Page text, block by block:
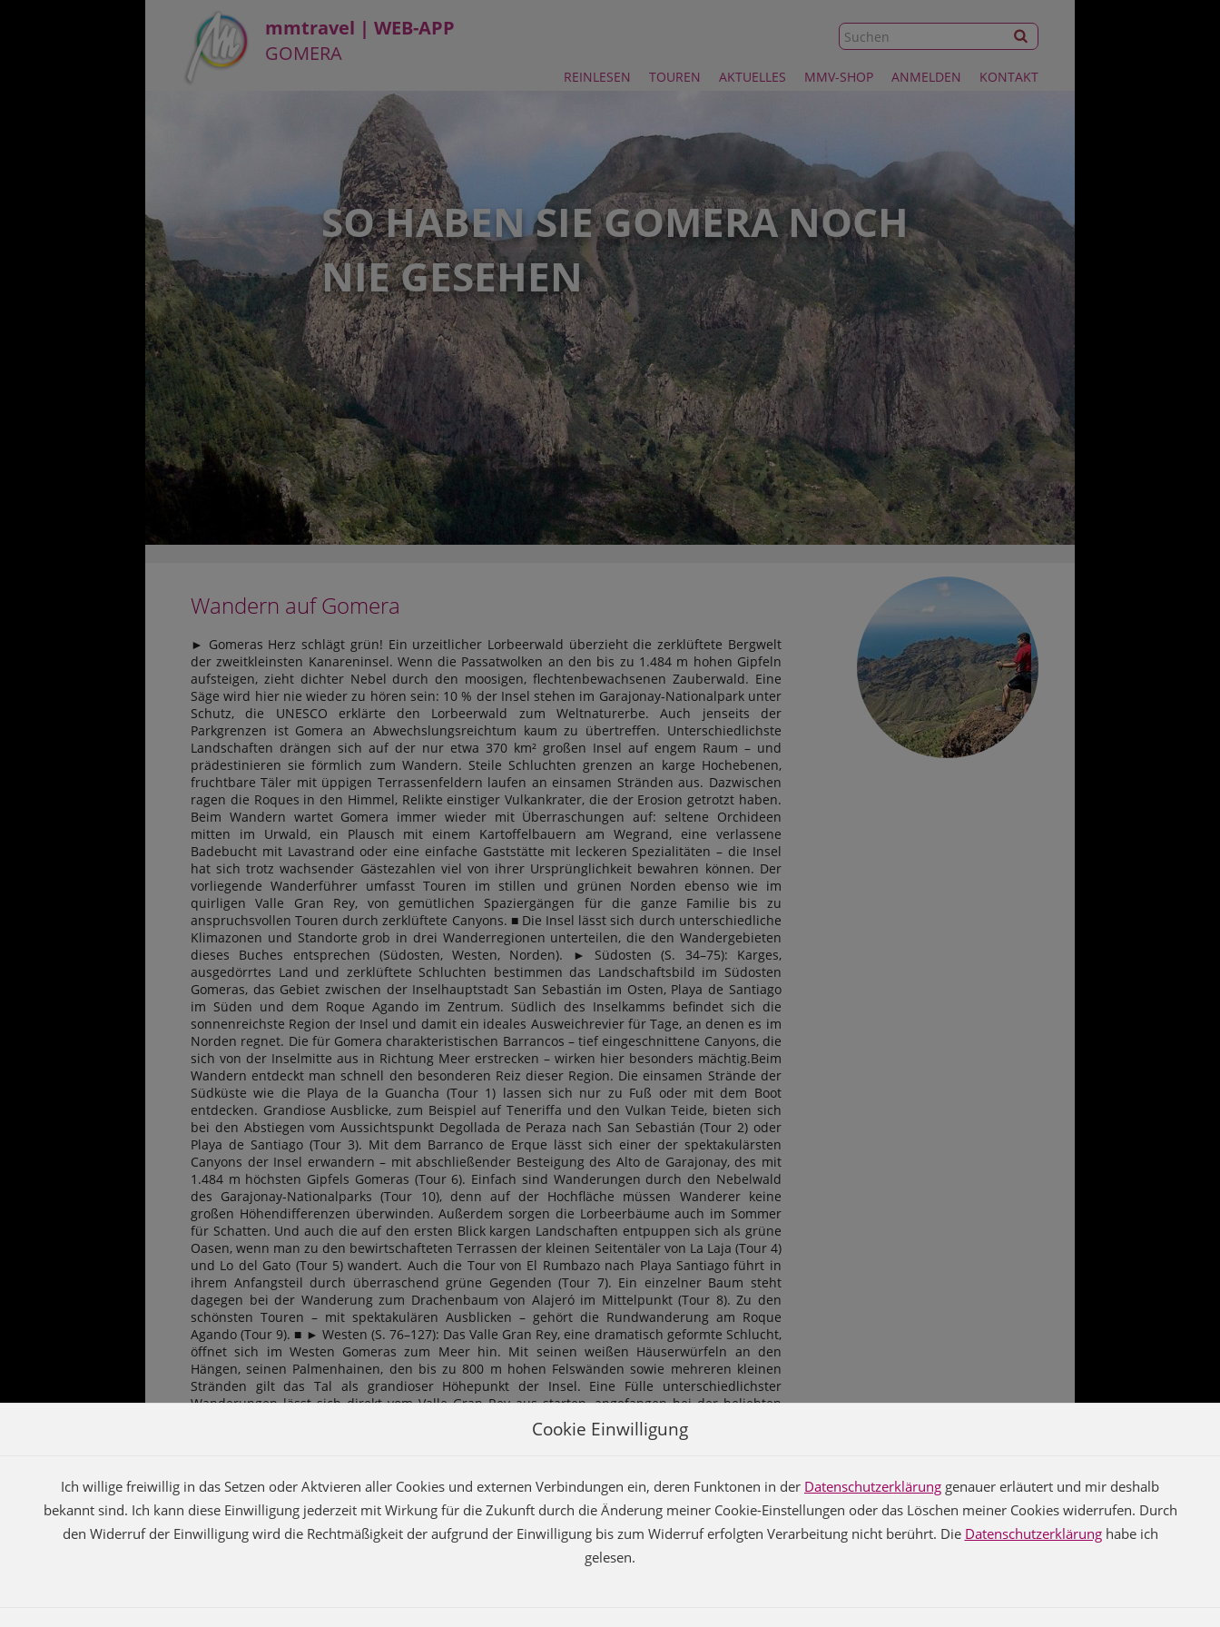
KONTAKT
ANMELDEN
MMV-SHOP
AKTUELLES
TOUREN
REINLESEN
mmtravel | WEB-APP
GOMERA
SO HABEN SIE GOMERA NOCH
NIE GESEHEN
Wandern auf Gomera
► Gomeras Herz schlägt grün! Ein urzeitlicher Lorbeerwald überzieht die zerklüftete Bergwelt
der zweitkleinsten Kanareninsel. Wenn die Passatwolken an den bis zu 1.484 m hohen Gipfeln
aufsteigen, zieht dichter Nebel durch den moosigen, flechtenbewachsenen Zauberwald. Eine
Säge wird hier nie wieder zu hören sein: 10 % der Insel stehen im Garajonay-Nationalpark unter
Schutz, die UNESCO erklärte den Lorbeerwald zum Weltnaturerbe. Auch jenseits der
Parkgrenzen ist Gomera an Abwechslungsreichtum kaum zu übertreffen. Unterschiedlichste
Landschaften drängen sich auf der nur etwa 370 km² großen Insel auf engem Raum – und
prädestinieren sie förmlich zum Wandern. Steile Schluchten grenzen an karge Hochebenen,
fruchtbare Täler mit üppigen Terrassenfeldern laufen an einsamen Stränden aus. Dazwischen
ragen die Roques in den Himmel, Relikte einstiger Vulkankrater, die der Erosion getrotzt haben.
Beim Wandern wartet Gomera immer wieder mit Überraschungen auf: seltene Orchideen
mitten im Urwald, ein Plausch mit einem Kartoffelbauern am Wegrand, eine verlassene
Badebucht mit Lavastrand oder eine einfache Gaststätte mit leckeren Spezialitäten – die Insel
hat sich trotz wachsender Gästezahlen viel von ihrer Ursprünglichkeit bewahren können. Der
vorliegende Wanderführer umfasst Touren im stillen und grünen Norden ebenso wie im
quirligen Valle Gran Rey, von gemütlichen Spaziergängen für die ganze Familie bis zu
anspruchsvollen Touren durch zerklüftete Canyons. ■ Die Insel lässt sich durch unterschiedliche
Klimazonen und Standorte grob in drei Wanderregionen unterteilen, die den Wandergebieten
dieses Buches entsprechen (Südosten, Westen, Norden). ► Südosten (S. 34–75): Karges,
ausgedörrtes Land und zerklüftete Schluchten bestimmen das Landschaftsbild im Südosten
Gomeras, das Gebiet zwischen der Inselhauptstadt San Sebastián im Osten, Playa de Santiago
im Süden und dem Roque Agando im Zentrum. Südlich des Inselkamms befindet sich die
sonnenreichste Region der Insel und damit ein ideales Ausweichrevier für Tage, an denen es im
Norden regnet. Die für Gomera charakteristischen Barrancos – tief eingeschnittene Canyons, die
sich von der Inselmitte aus in Richtung Meer erstrecken – wirken hier besonders mächtig.Beim
Wandern entdeckt man schnell den besonderen Reiz dieser Region. Die einsamen Strände der
Südküste wie die Playa de la Guancha (Tour 1) lassen sich nur zu Fuß oder mit dem Boot
entdecken. Grandiose Ausblicke, zum Beispiel auf Teneriffa und den Vulkan Teide, bieten sich
bei den Abstiegen vom Aussichtspunkt Degollada de Peraza nach San Sebastián (Tour 2) oder
Playa de Santiago (Tour 3). Mit dem Barranco de Erque lässt sich einer der spektakulärsten
Canyons der Insel erwandern – mit abschließender Besteigung des Alto de Garajonay, des mit
1.484 m höchsten Gipfels Gomeras (Tour 6). Einfach sind Wanderungen durch den Nebelwald
des Garajonay-Nationalparks (Tour 10), denn auf der Hochfläche müssen Wanderer keine
großen Höhendifferenzen überwinden. Außerdem sorgen die Lorbeerbäume auch im Sommer
für Schatten. Und auch die auf den ersten Blick kargen Landschaften entpuppen sich als grüne
Oasen, wenn man zu den bewirtschafteten Terrassen der kleinen Seitentäler von La Laja (Tour 4)
und Lo del Gato (Tour 5) wandert. Auch die Tour von El Rumbazo nach Playa Santiago führt in
ihrem Anfangsteil durch überraschend grüne Gegenden (Tour 7). Ein einzelner Baum steht
dagegen bei der Wanderung zum Drachenbaum von Alajeró im Mittelpunkt (Tour 8). Zu den
schönsten Touren – mit spektakulären Ausblicken – gehört die Rundwanderung am Roque
Agando (Tour 9). ■ ► Westen (S. 76–127): Das Valle Gran Rey, eine dramatisch geformte Schlucht,
öffnet sich im Westen Gomeras zum Meer hin. Mit seinen weißen Häuserwürfeln an den
Hängen, seinen Palmenhainen, den bis zu 800 m hohen Felswänden sowie mehreren kleinen
Stränden gilt das Tal als grandioser Höhepunkt der Insel. Eine Fülle unterschiedlichster
Wanderungen lässt sich direkt vom Valle Gran Rey aus starten, angefangen bei der beliebten
Tour zum Wasserfall von Arure (Tour 17) bis hin zu anstrengenden, aber von atemberaubenden
Ausblicken begleiteten Aufstiegen auf die Hausberge des Tals: die Hochebene von La Mérica im
die höher gelegenen Dörfer am Rand des Garajonay-Nationalparks (Touren 13, 15, 16 und 23).
Diese verschlafenen Bergorte eignen sich für etwas gemächlichere Touren, zum Beispiel einen
lukullischen Drei-Dörfer-Spaziergang (Tour 22), die Besteigung des beeindruckenden
Tafelberges Fortaleza (Tour 11) oder die Entdeckung des verwunschenen Lorbeerwaldes (Touren
20 und 21). Herausfordernd ist dagegen der Abstieg von Arure in den Canyon von Taguluche
Cookie Einwilligung
Ich willige freiwillig in das Setzen oder Aktvieren aller Cookies und externen Verbindungen ein, deren Funktonen in der Datenschutzerklärung genauer erläutert und mir deshalb
bekannt sind. Ich kann diese Einwilligung jederzeit mit Wirkung für die Zukunft durch die Änderung meiner Cookie-Einstellungen oder das Löschen meiner Cookies widerrufen. Durch
den Widerruf der Einwilligung wird die Rechtmäßigkeit der aufgrund der Einwilligung bis zum Widerruf erfolgten Verarbeitung nicht berührt. Die Datenschutzerklärunghabe ich
gelesen.